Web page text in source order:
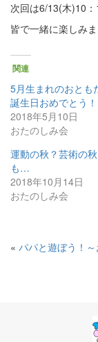
次回は6/13(木)10：
皆で一緒に楽しみ
関連
5月生まれのおとも
誕生日おめでとう！
2018年5月10日
おたのしみ会
運動の秋？芸術の
も…
2018年10月14日
おたのしみ会
« パパと遊ぼう！